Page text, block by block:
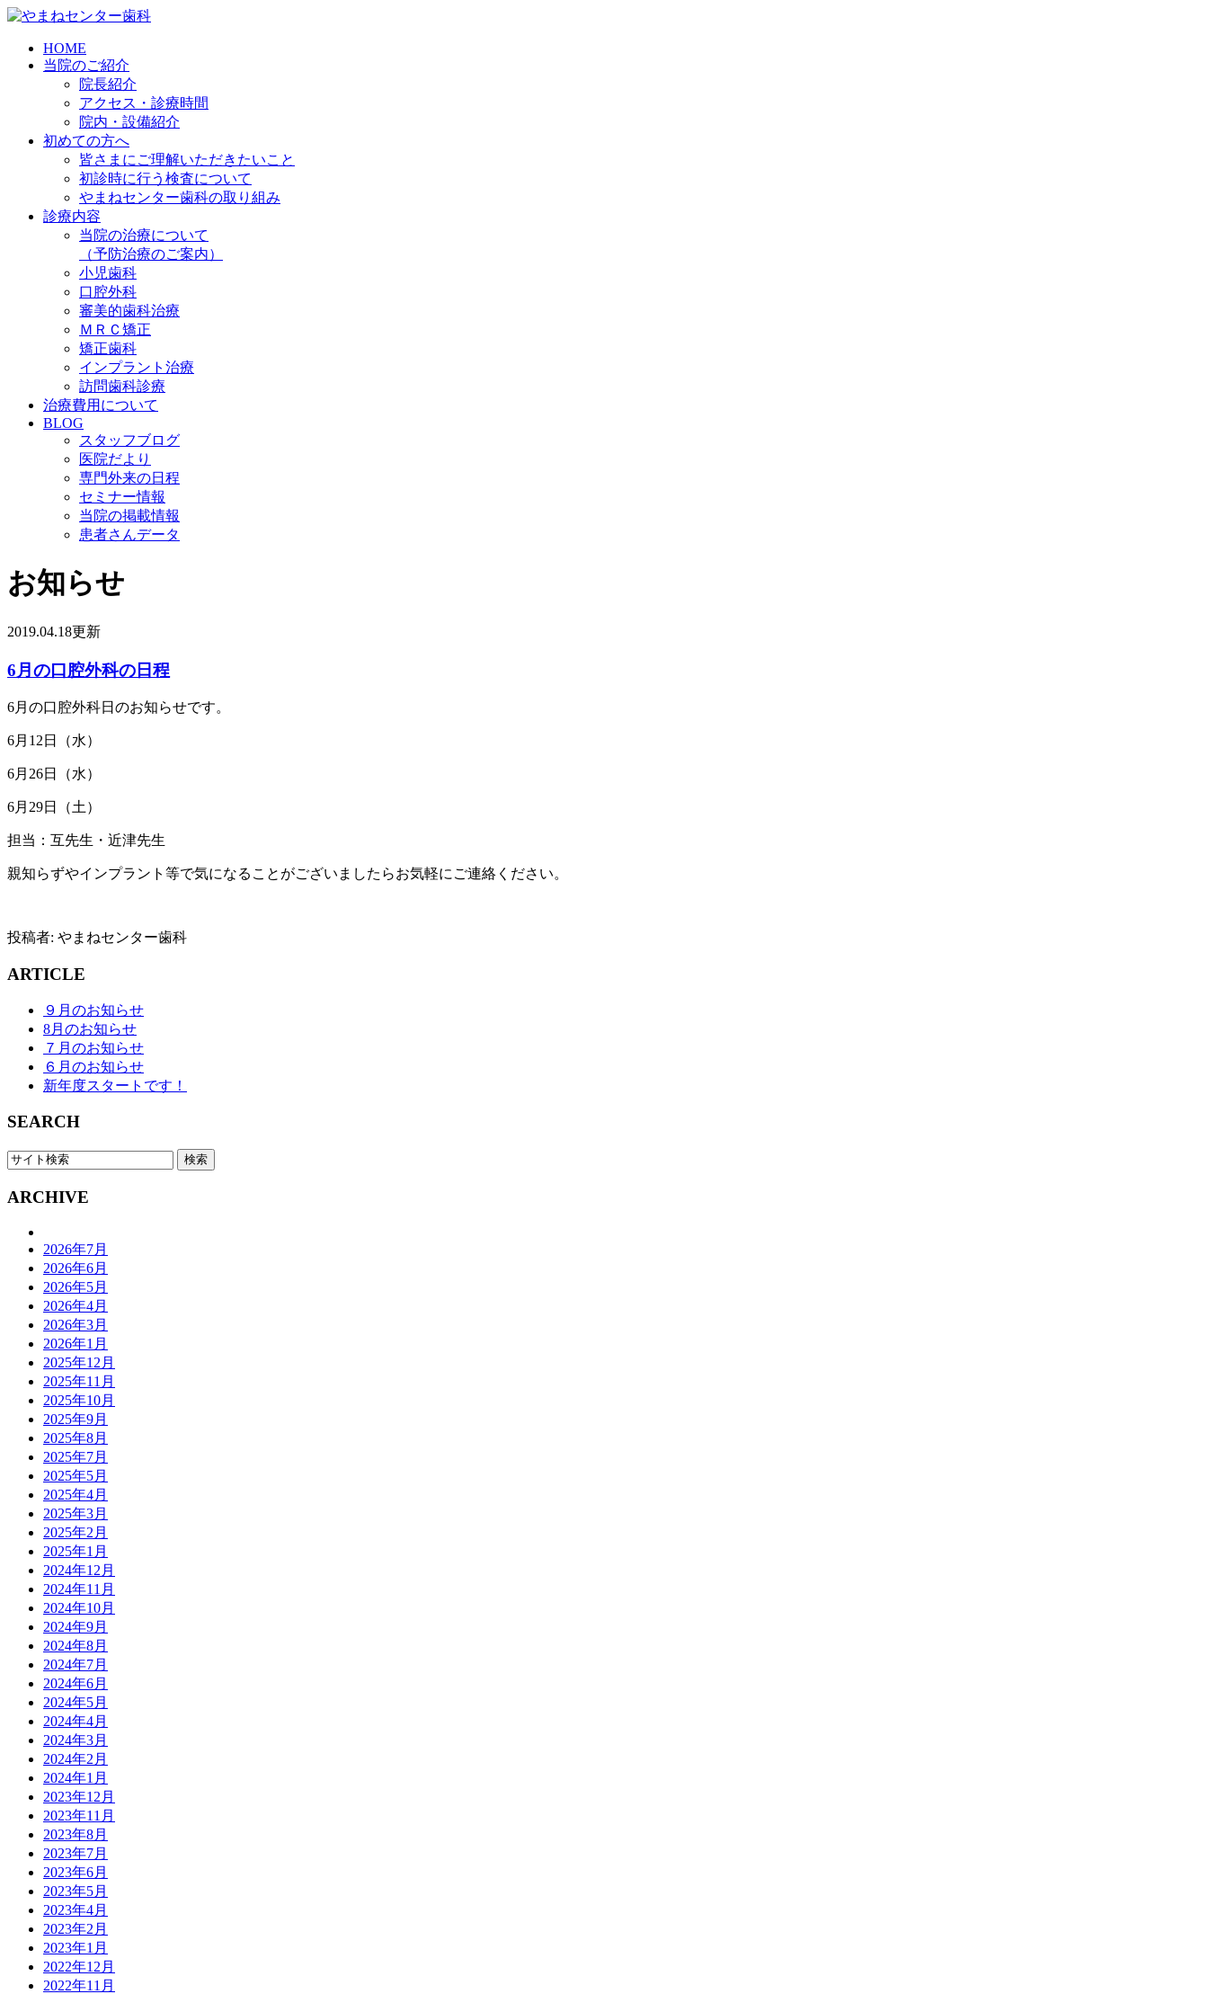
HOME
当院のご紹介
院長紹介
アクセス・診療時間
院内・設備紹介
初めての方へ
皆さまにご理解いただきたいこと
初診時に行う検査について
やまねセンター歯科の取り組み
診療内容
当院の治療について
（予防治療のご案内）
小児歯科
口腔外科
審美的歯科治療
ＭＲＣ矯正
矯正歯科
インプラント治療
訪問歯科診療
治療費用について
BLOG
スタッフブログ
医院だより
専門外来の日程
セミナー情報
当院の掲載情報
患者さんデータ
お知らせ
2019.04.18更新
6月の口腔外科の日程
6月の口腔外科日のお知らせです。
6月12日（水）
6月26日（水）
6月29日（土）
担当：互先生・近津先生
親知らずやインプラント等で気になることがございましたらお気軽にご連絡ください。
投稿者: やまねセンター歯科
ARTICLE
９月のお知らせ
8月のお知らせ
７月のお知らせ
６月のお知らせ
新年度スタートです！
SEARCH
ARCHIVE
2026年7月
2026年6月
2026年5月
2026年4月
2026年3月
2026年1月
2025年12月
2025年11月
2025年10月
2025年9月
2025年8月
2025年7月
2025年5月
2025年4月
2025年3月
2025年2月
2025年1月
2024年12月
2024年11月
2024年10月
2024年9月
2024年8月
2024年7月
2024年6月
2024年5月
2024年4月
2024年3月
2024年2月
2024年1月
2023年12月
2023年11月
2023年8月
2023年7月
2023年6月
2023年5月
2023年4月
2023年2月
2023年1月
2022年12月
2022年11月